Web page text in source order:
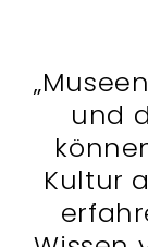
und
Kultur